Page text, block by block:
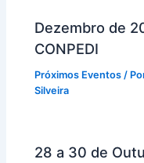
Dezembro de
CONPEDI
Próximos Eventos /
Silveira
28 a 30 de